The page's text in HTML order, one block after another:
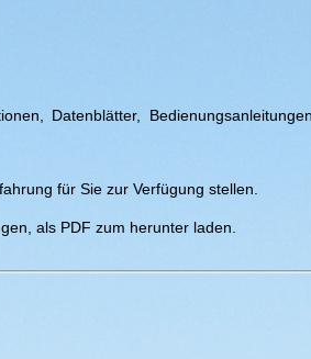
Datenblätter,
für Sie zur Verfügung stellen.
als PDF zum herunter laden.